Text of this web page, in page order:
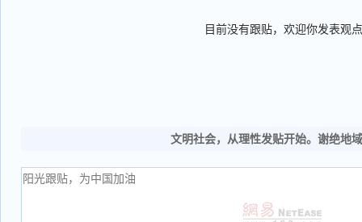
目前没有跟贴，欢迎你发表观点
文明社会，从理性发贴开始。谢绝地